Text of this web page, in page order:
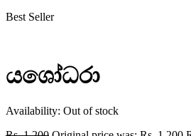
Best Seller
යශෝධරා
Availability: Out of stock